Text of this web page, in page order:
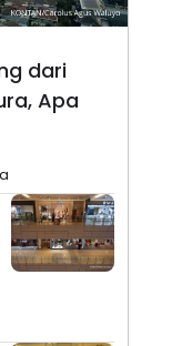
dari
Apa